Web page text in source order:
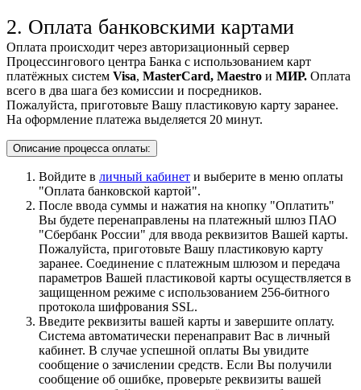
2. Оплата банковскими картами
Оплата происходит через авторизационный сервер
Процессингового центра Банка с использованием карт
платёжных систем Visa, MasterCard, Maestro и МИР. Оплата
всего в два шага без комиссии и посредников.
Пожалуйста, приготовьте Вашу пластиковую карту заранее.
На оформление платежа выделяется 20 минут.
Описание процесса оплаты:
Войдите в личный кабинет и выберите в меню оплаты
"Оплата банковской картой".
После ввода суммы и нажатия на кнопку "Оплатить"
Вы будете перенаправлены на платежный шлюз ПАО
"Сбербанк России" для ввода реквизитов Вашей карты.
Пожалуйста, приготовьте Вашу пластиковую карту
заранее. Соединение с платежным шлюзом и передача
параметров Вашей пластиковой карты осуществляется в
защищенном режиме с использованием 256-битного
протокола шифрования SSL.
Введите реквизиты вашей карты и завершите оплату.
Система автоматически перенаправит Вас в личный
кабинет. В случае успешной оплаты Вы увидите
сообщение о зачислении средств. Если Вы получили
сообщение об ошибке, проверьте реквизиты вашей